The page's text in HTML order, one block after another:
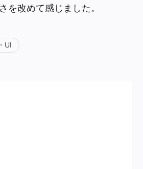
を改めて感じました。
UI